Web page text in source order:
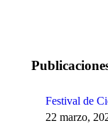
Festival de
22 marzo,